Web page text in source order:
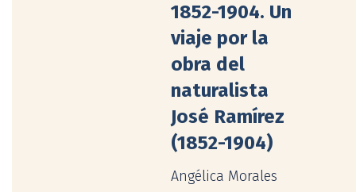
1852-1904. Un
viaje por la
obra del
naturalista
José Ramírez
(1852-1904)
Angélica Morales